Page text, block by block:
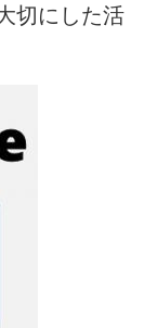
切にした活